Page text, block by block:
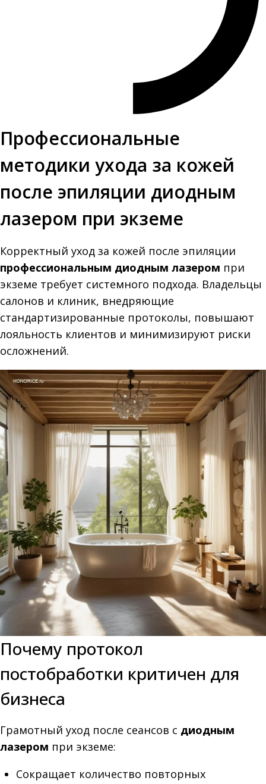
Профессиональные
методики ухода за кожей
после эпиляции диодным
лазером при экземе
Корректный уход за кожей после эпиляции
профессиональным диодным лазером при
экземе требует системного подхода. Владельцы
салонов и клиник, внедряющие
стандартизированные протоколы, повышают
лояльность клиентов и минимизируют риски
осложнений.
Почему протокол
постобработки критичен для
бизнеса
Грамотный уход после сеансов с диодным
лазером при экземе:
Сокращает количество повторных